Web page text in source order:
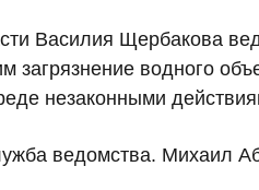
Василия Щербакова
загрязнение водного
незаконными
ведомства. Михаил